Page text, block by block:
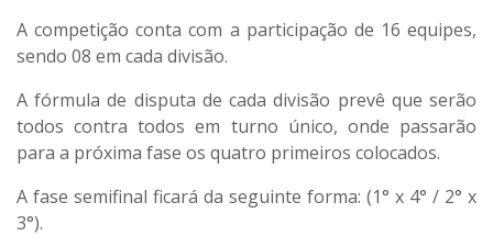
A competição conta com a participação de 16 equipes,
sendo 08 em cada divisão.
A fórmula de disputa de cada divisão prevê que serão
todos contra todos em turno único, onde passarão
para a próxima fase os quatro primeiros colocados.
A fase semifinal ficará da seguinte forma: (1° x 4° / 2° x
3°).